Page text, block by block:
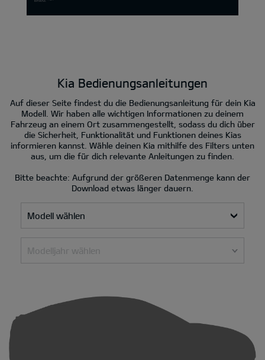
Kia Bedienungsanleitungen
Auf dieser Seite findest du die Bedienungsanleitung für dein Kia
Modell. Wir haben alle wichtigen Informationen zu deinem
Fahrzeug an einem Ort zusammengestellt, sodass du dich über
die Sicherheit, Funktionalität und Funktionen deines Kias
informieren kannst. Wähle deinen Kia mithilfe des Filters unten
aus, um die für dich relevante Anleitungen zu finden.
Bitte beachte: Aufgrund der größeren Datenmenge kann der
Download etwas länger dauern.
Modell wählen
Modelljahr wählen